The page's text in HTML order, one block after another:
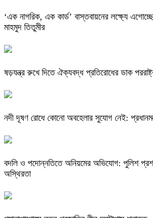
‘এক নাগরিক, এক কার্ড’ বাস্তবায়নের লক্ষ্যে
মাহমুদ তিতুমীর
ষড়যন্ত্র রুখে দিতে ঐক্যবদ্ধ প্রতিরোধের ডাক
নদী দূষণ রোধে কোনো অবহেলার সুযোগ নেই:
বদলি ও পদোন্নতিতে অনিয়মের অভিযোগ: পুলিশ
অস্থিরতা